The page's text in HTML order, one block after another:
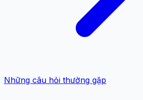
Những câu hỏi thường gặp